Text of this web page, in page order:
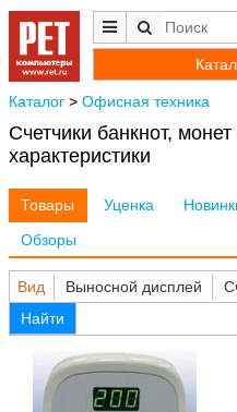
Каталог > Офисная техника
Счетчики банкнот,
характеристики
Товары Уценка
Обзоры
Вид Выносной дисплей
Найти